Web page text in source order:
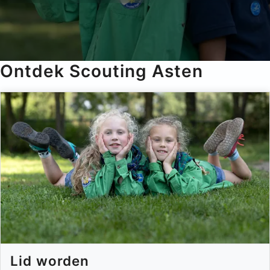
Ontdek Scouting Asten
Lid worden